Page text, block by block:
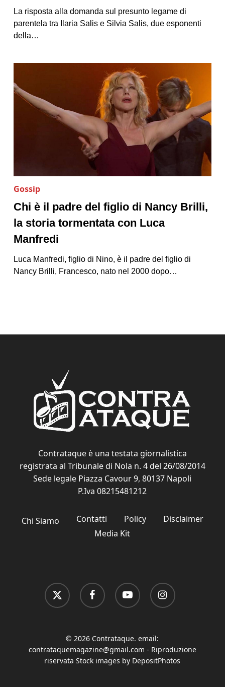
La risposta alla domanda sul presunto legame di
parentela tra Ilaria Salis e Silvia Salis, due esponenti
della…
Gossip
Chi è il padre del figlio di Nancy Brilli,
la storia tormentata con Luca
Manfredi
Luca Manfredi, figlio di Nino, è il padre del figlio di
Nancy Brilli, Francesco, nato nel 2000 dopo…
Contrataque è una testata giornalistica
registrata al Tribunale di Nola n. 4 del 26/08/2014
Sede legale Piazza Cavour 9, 80137 Napoli
P.Iva 08215481212
Chi Siamo Contatti Policy
Disclaimer
Media Kit
x-
twitter
facebook youtube instagram
© 2026 Contrataque. email:
contrataquemagazine@gmail.com - Riproduzione
riservata Stock images by DepositPhotos